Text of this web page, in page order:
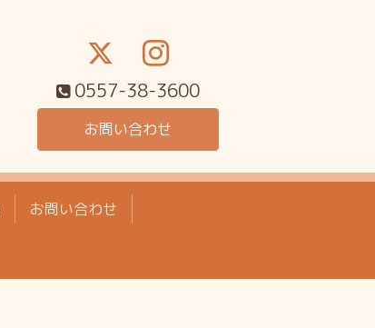
0557-38-3600
お問い合わせ
お問い合わせ